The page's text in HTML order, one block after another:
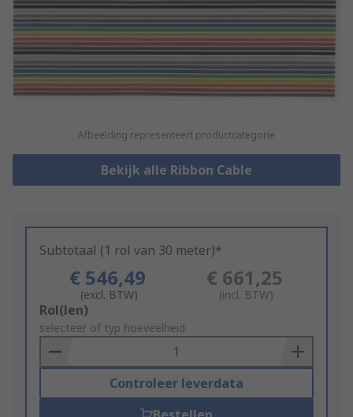
Afbeelding representeert productcategorie
Bekijk alle Ribbon Cable
Subtotaal (1 rol van 30 meter)*
€ 546,49
(excl. BTW)
€ 661,25
(incl. BTW)
Add
to
Basket
Rol(len)
selecteer of typ hoeveelheid
Controleer leverdata